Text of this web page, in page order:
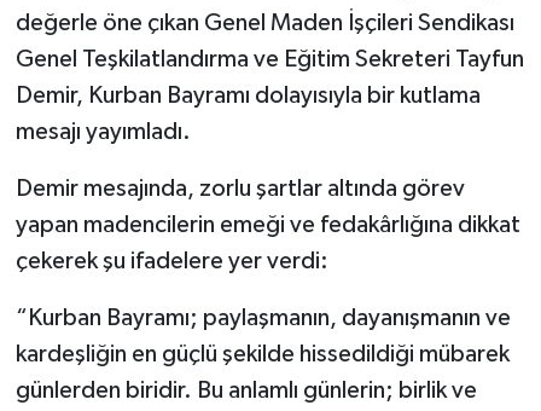
değerle öne çıkan Genel Maden İşçileri Sendikası
Genel Teşkilatlandırma ve Eğitim Sekreteri Tayfun
Demir, Kurban Bayramı dolayısıyla bir kutlama
mesajı yayımladı.
Demir mesajında, zorlu şartlar altında görev
yapan madencilerin emeği ve fedakârlığına dikkat
çekerek şu ifadelere yer verdi:
“Kurban Bayramı; paylaşmanın, dayanışmanın ve
kardeşliğin en güçlü şekilde hissedildiği mübarek
günlerden biridir. Bu anlamlı günlerin; birlik ve